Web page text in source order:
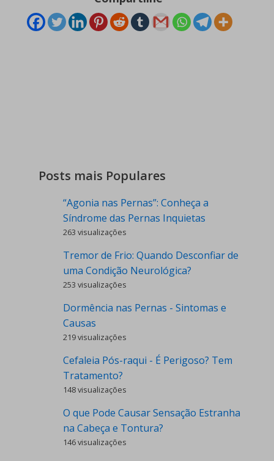
Posts mais Populares
“Agonia nas Pernas”: Conheça a
Síndrome das Pernas Inquietas
263 visualizações
Tremor de Frio: Quando Desconfiar de
uma Condição Neurológica?
253 visualizações
Dormência nas Pernas - Sintomas e
Causas
219 visualizações
Cefaleia Pós-raqui - É Perigoso? Tem
Tratamento?
148 visualizações
O que Pode Causar Sensação Estranha
na Cabeça e Tontura?
146 visualizações